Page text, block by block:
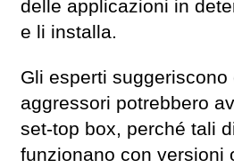
delle applicazioni in
e li installa.
Gli esperti suggeriscono
aggressori potrebbero
set-top box, perché tali
funzionano con versioni